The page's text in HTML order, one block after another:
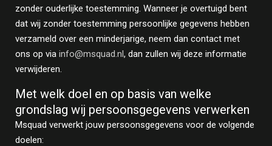
zonder ouderlijke toestemming. Wanneer je overtuigd bent
dat wij zonder toestemming persoonlijke gegevens hebben
verzameld over een minderjarige, neem dan contact met
ons op via info@msquad.nl, dan zullen wij deze informatie
verwijderen.
Met welk doel en op basis van welke
grondslag wij persoonsgegevens verwerken
Msquad verwerkt jouw persoonsgegevens voor de volgende
doelen: